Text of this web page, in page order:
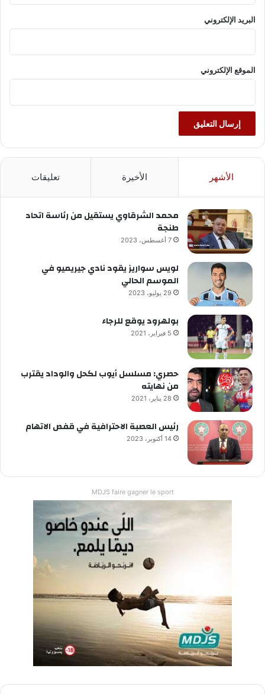
البريد الإلكتروني
الموقع الإلكتروني
الأشهر الأخيرة تعليقات
محمد الشرقاوي يستقيل من رئاسة اتحاد
طنجة
7 أغسطس، 2023
لويس سواريز يقود نادي جيريميو في
الموسم الحالي
29 يوليو، 2023
بولهرود يوقع للرجاء
5 فبراير، 2021
حصري: مسلسل أيوب لكحل والوداد يقترب
من نهايته
28 يناير، 2021
رئيس العصبة الاحترافية في قفص الاتهام
14 أكتوبر، 2023
MDJS faire gagner le sport